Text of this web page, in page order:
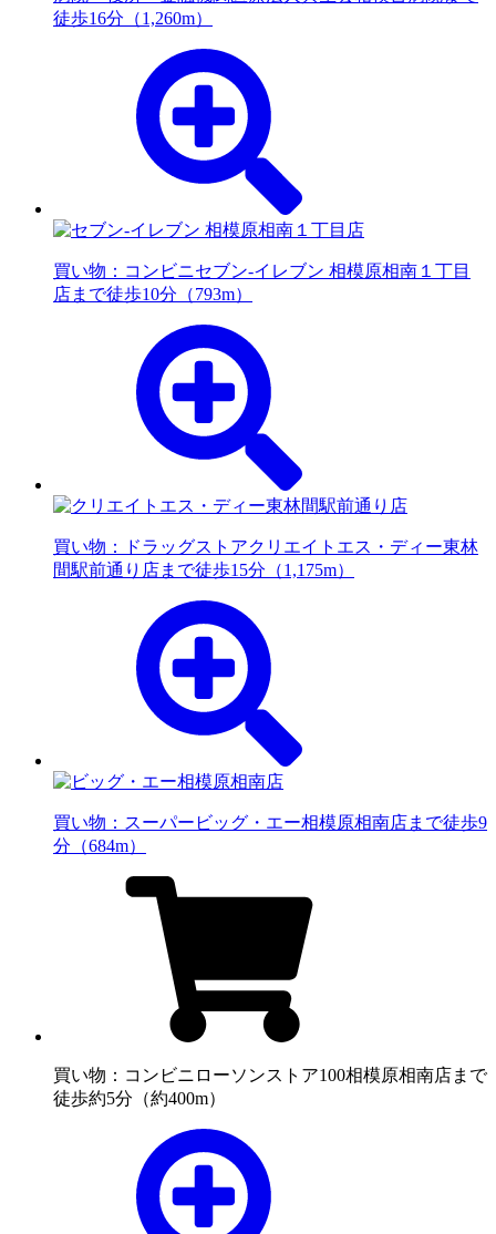
徒歩16分（1,260m）
買い物：コンビニセブン-イレブン 相模原相南１丁目
店まで徒歩10分（793m）
買い物：ドラッグストアクリエイトエス・ディー東林
間駅前通り店まで徒歩15分（1,175m）
買い物：スーパー ビッグ・エー相模原相南店まで徒歩9
分（684m）
買い物：コンビニ ローソンストア100相模原相南店まで
徒歩約5分（約400m）